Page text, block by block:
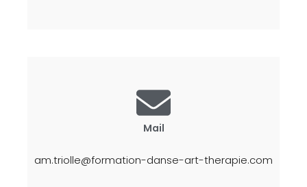
Mail
am.triolle@formation-danse-art-therapie.com